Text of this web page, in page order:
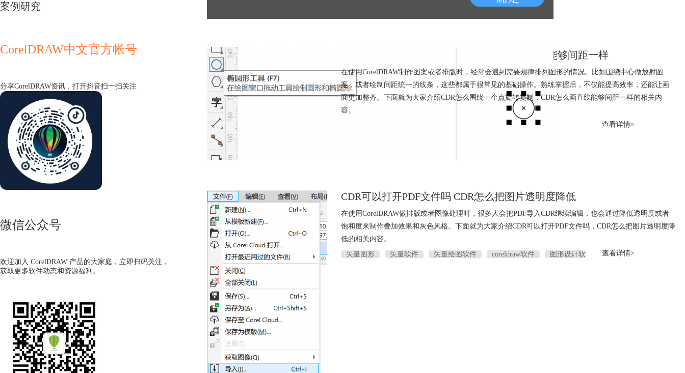
案例研究
CorelDRAW中文官方帐号
分享CorelDRAW资讯，打开抖音扫一扫关注
微信公众号
欢迎加入 CorelDRAW 产品的大家庭，立即扫码关注，
获取更多软件动态和资源福利。
CDR怎么围绕一个点旋转复制 CDR怎么画直线能够间距一样
在使用CorelDRAW制作图案或者排版时，经常会遇到需要规律排列图形的情况。比如围绕中心做放射图
案，或者绘制间距统一的线条，这些都属于很常见的基础操作。熟练掌握后，不仅能提高效率，还能让画
面更加整齐。下面就为大家介绍CDR怎么围绕一个点旋转复制，CDR怎么画直线能够间距一样的相关内
容。
cdr调整行间距 查看详情>
CDR可以打开PDF文件吗 CDR怎么把图片透明度降低
在使用CorelDRAW做排版或者图像处理时，很多人会把PDF导入CDR继续编辑，也会通过降低透明度或者
饱和度来制作叠加效果和灰色风格。下面就为大家介绍CDR可以打开PDF文件吗，CDR怎么把图片透明度降
低的相关内容。
矢量图形
矢量软件 矢量绘图软件 coreldraw软件
图形设计软
查看详情>